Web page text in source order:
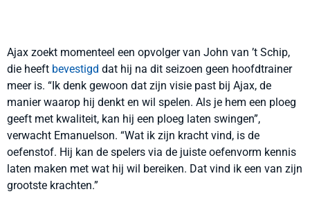
Ajax zoekt momenteel een opvolger van John van ’t Schip,
die heeft bevestigd dat hij na dit seizoen geen hoofdtrainer
meer is. “Ik denk gewoon dat zijn visie past bij Ajax, de
manier waarop hij denkt en wil spelen. Als je hem een ploeg
geeft met kwaliteit, kan hij een ploeg laten swingen”,
verwacht Emanuelson. “Wat ik zijn kracht vind, is de
oefenstof. Hij kan de spelers via de juiste oefenvorm kennis
laten maken met wat hij wil bereiken. Dat vind ik een van zijn
grootste krachten.”